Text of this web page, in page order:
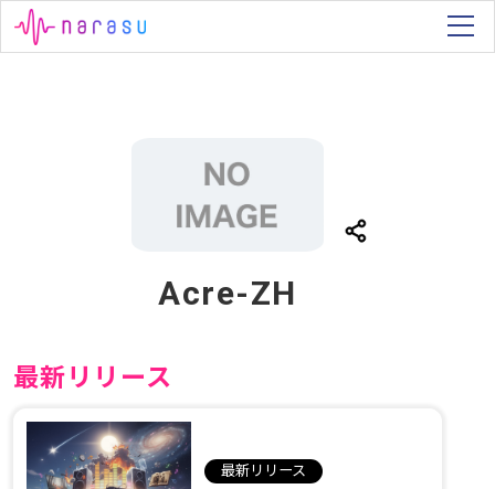
Acre-ZH
最新リリース
最新リリース